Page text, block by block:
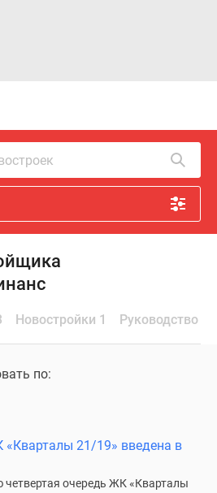
Новостройки 1 Руководство и
по:
21/19» введена в
четвертая очередь ЖК «Кварталы